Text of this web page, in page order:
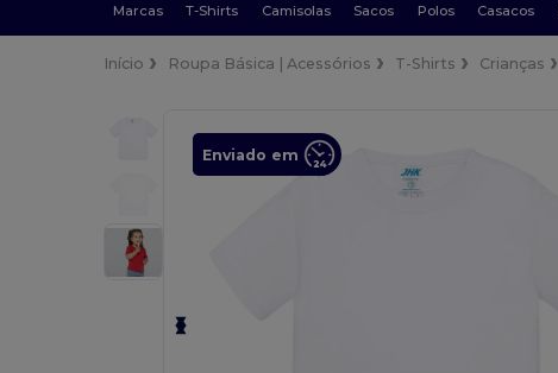
Marcas T-Shirts Camisolas Sacos Polos Casacos
Início Roupa Básica | Acessórios T-Shirts Crianças
Enviado em